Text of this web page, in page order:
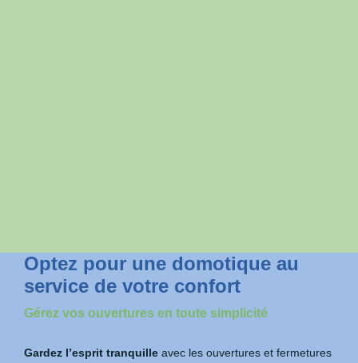
Optez pour une domotique au
service de votre confort
Gérez vos ouvertures en toute simplicité
Gardez l’esprit tranquille avec les ouvertures et fermetures